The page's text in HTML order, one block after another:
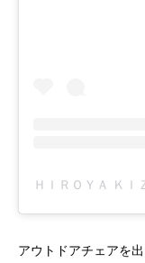
アウトドアチェアを